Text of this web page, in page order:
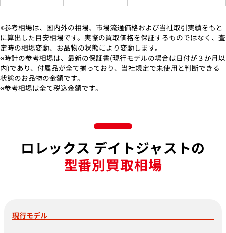
※参考相場は、国内外の相場、市場流通価格および当社取引実績をもと
に算出した目安相場です。実際の買取価格を保証するものではなく、査
定時の相場変動、お品物の状態により変動します。
※時計の参考相場は、最新の保証書(現行モデルの場合は日付が３か月以
内)であり、付属品が全て揃っており、当社規定で未使用と判断できる
状態のお品物の金額です。
※参考相場は全て税込金額です。
ロレックス デイトジャストの
型番別買取相場
現行モデル